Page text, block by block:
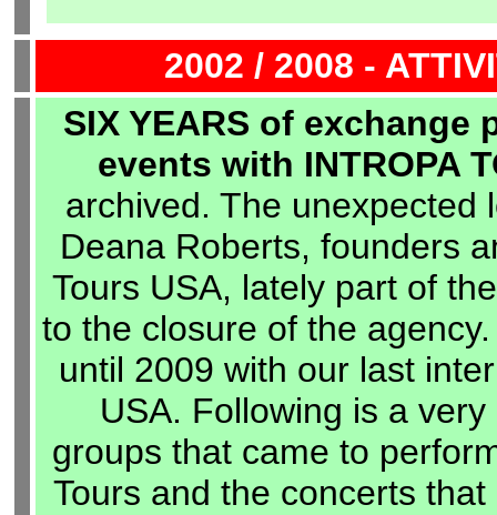
2002 / 2008 -
SIX YEARS of
events with INTROPA
archived. The unexpected
Deana Roberts, founders
Tours USA, lately part of
to the closure of the
until 2009 with our last
USA. Following is a
groups that came to
Tours and the concerts